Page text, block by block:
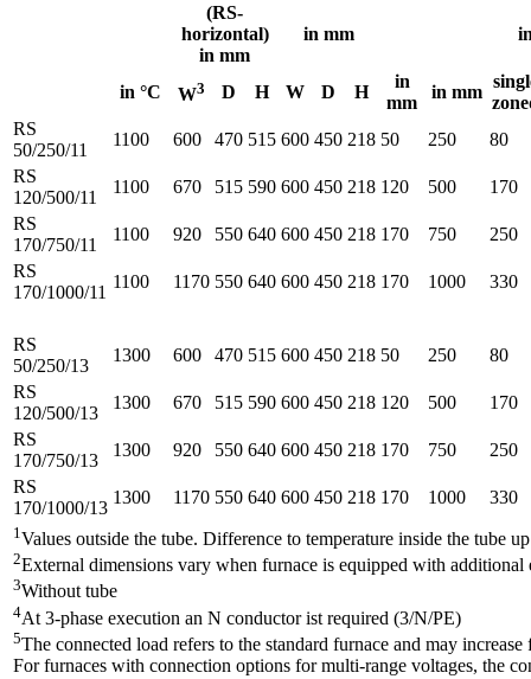
(RS-
horizontal)
in mm
in mm
in °C W3 D H W D H
in
mm
in mm
RS
50/250/11
1100 600 470 515 600 450 218 50 250
80
RS
120/500/11
1100 670 515 590 600 450 218 120 500
170
RS
170/750/11
1100 920 550 640 600 450 218 170 750
250
RS
170/1000/11
1100 1170 550 640 600 450 218 170 1000 330
RS
50/250/13
1300 600 470 515 600 450 218 50 250
80
RS
120/500/13
1300 670 515 590 600 450 218 120 500
170
RS
170/750/13
1300 920 550 640 600 450 218 170 750
250
RS
170/1000/13
1300 1170 550 640 600 450 218 170 1000 330
1 Values outside the tube. Difference to temperature inside the tube
2External dimensions vary when furnace is equipped with additional
3Without tube
4At 3-phase execution an N conductor ist required (3/N/PE)
5The connected load refers to the standard furnace and may
For furnaces with connection options for multi-range voltages, the